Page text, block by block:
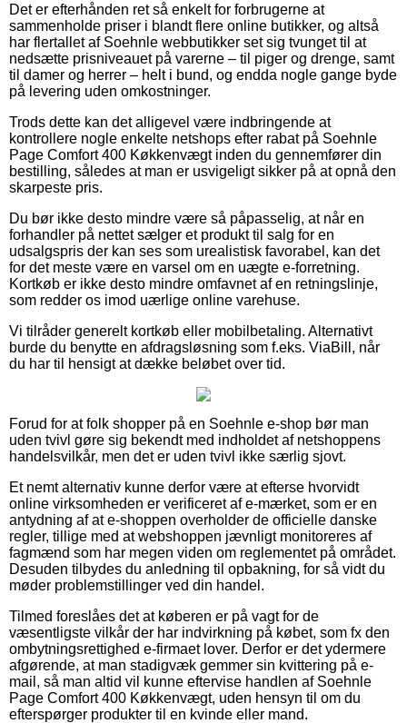
Det er efterhånden ret så enkelt for forbrugerne at
sammenholde priser i blandt flere online butikker, og altså
har flertallet af Soehnle webbutikker set sig tvunget til at
nedsætte prisniveauet på varerne – til piger og drenge, samt
til damer og herrer – helt i bund, og endda nogle gange byde
på levering uden omkostninger.
Trods dette kan det alligevel være indbringende at
kontrollere nogle enkelte netshops efter rabat på Soehnle
Page Comfort 400 Køkkenvægt inden du gennemfører din
bestilling, således at man er usvigeligt sikker på at opnå den
skarpeste pris.
Du bør ikke desto mindre være så påpasselig, at når en
forhandler på nettet sælger et produkt til salg for en
udsalgspris der kan ses som urealistisk favorabel, kan det
for det meste være en varsel om en uægte e-forretning.
Kortkøb er ikke desto mindre omfavnet af en retningslinje,
som redder os imod uærlige online varehuse.
Vi tilråder generelt kortkøb eller mobilbetaling. Alternativt
burde du benytte en afdragsløsning som f.eks. ViaBill, når
du har til hensigt at dække beløbet over tid.
Forud for at folk shopper på en Soehnle e-shop bør man
uden tvivl gøre sig bekendt med indholdet af netshoppens
handelsvilkår, men det er uden tvivl ikke særlig sjovt.
Et nemt alternativ kunne derfor være at efterse hvorvidt
online virksomheden er verificeret af e-mærket, som er en
antydning af at e-shoppen overholder de officielle danske
regler, tillige med at webshoppen jævnligt monitoreres af
fagmænd som har megen viden om reglementet på området.
Desuden tilbydes du anledning til opbakning, for så vidt du
møder problemstillinger ved din handel.
Tilmed foreslåes det at køberen er på vagt for de
væsentligste vilkår der har indvirkning på købet, som fx den
ombytningsrettighed e-firmaet lover. Derfor er det ydermere
afgørende, at man stadigvæk gemmer sin kvittering på e-
mail, så man altid vil kunne eftervise handlen af Soehnle
Page Comfort 400 Køkkenvægt, uden hensyn til om du
efterspørger produkter til en kvinde eller mand.